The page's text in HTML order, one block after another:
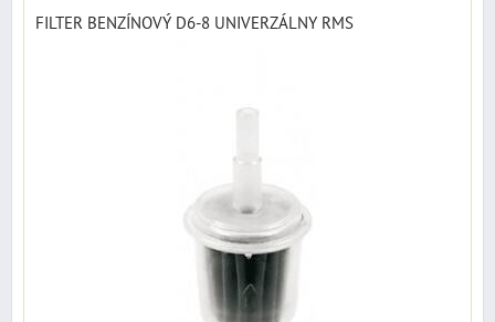
FILTER BENZÍNOVÝ D6-8 UNIVERZÁLNY RMS